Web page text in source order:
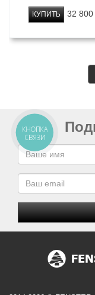
32 800
КУПИТЬ
КНОПКА
СВЯЗИ